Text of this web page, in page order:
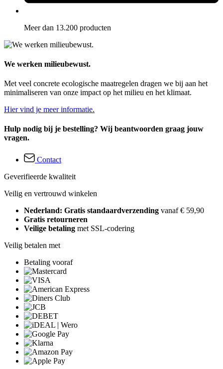
Meer dan 13.200 producten
We werken milieubewust.
Met veel concrete ecologische maatregelen dragen we bij aan het
minimaliseren van onze impact op het milieu en het klimaat.
Hier vind je meer informatie.
Hulp nodig bij je bestelling? Wij beantwoorden graag jouw
vragen.
Contact
Geverifieerde kwaliteit
Veilig en vertrouwd winkelen
Nederland: Gratis standaardverzending vanaf € 59,90
Gratis retourneren
Veilige betaling met SSL-codering
Veilig betalen met
Betaling vooraf